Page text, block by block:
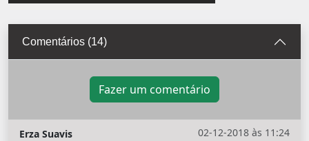
Comentários (14)
Fazer um comentário
02-12-2018 às 11:24
Erza Suavis